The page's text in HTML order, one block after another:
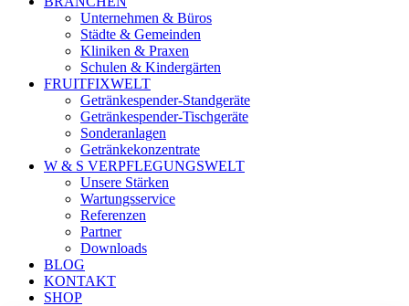
Unternehmen & Büros
Städte & Gemeinden
Kliniken & Praxen
Schulen & Kindergärten
FRUITFIXWELT
Getränkespender-Standgeräte
Getränkespender-Tischgeräte
Sonderanlagen
Getränkekonzentrate
W & S VERPFLEGUNGSWELT
Unsere Stärken
Wartungsservice
Referenzen
Partner
Downloads
BLOG
KONTAKT
SHOP